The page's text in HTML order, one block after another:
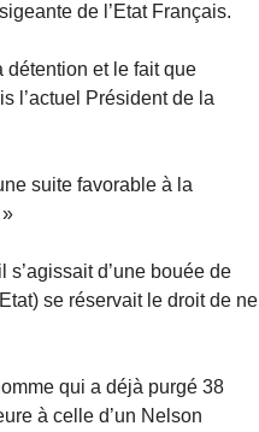
de l’Etat Français.
détention et le fait que
l’actuel Président de la
suite favorable à la
d’une bouée de
se réservait le droit de ne
qui a déjà purgé 38
à celle d’un Nelson